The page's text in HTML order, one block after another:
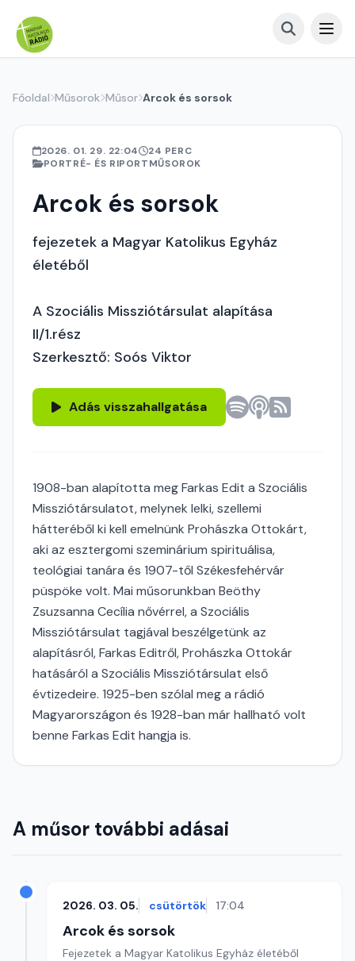
Főoldal Műsorok Műsor Arcok és sorsok
2026. 01. 29. 22:04
24 PERC
PORTRÉ- ÉS RIPORTMŰSOROK
Arcok és sorsok
fejezetek a Magyar Katolikus Egyház
életéből
A Szociális Missziótársulat alapítása
II/1.rész
Szerkesztő: Soós Viktor
Adás visszahallgatása
1908-ban alapította meg Farkas Edit a Szociális
Missziótársulatot, melynek lelki, szellemi
hátteréből ki kell emelnünk Prohászka Ottokárt,
aki az esztergomi szeminárium spirituálisa,
teológiai tanára és 1907-től Székesfehérvár
püspöke volt. Mai műsorunkban Beöthy
Zsuzsanna Cecília nővérrel, a Szociális
Missziótársulat tagjával beszélgetünk az
alapításról, Farkas Editről, Prohászka Ottokár
hatásáról a Szociális Missziótársulat első
évtizedeire. 1925-ben szólal meg a rádió
Magyarországon és 1928-ban már hallható volt
benne Farkas Edit hangja is.
A műsor további adásai
2026. 03. 05. csütörtök 17:04
Arcok és sorsok
Fejezetek a Magyar Katolikus Egyház életéből